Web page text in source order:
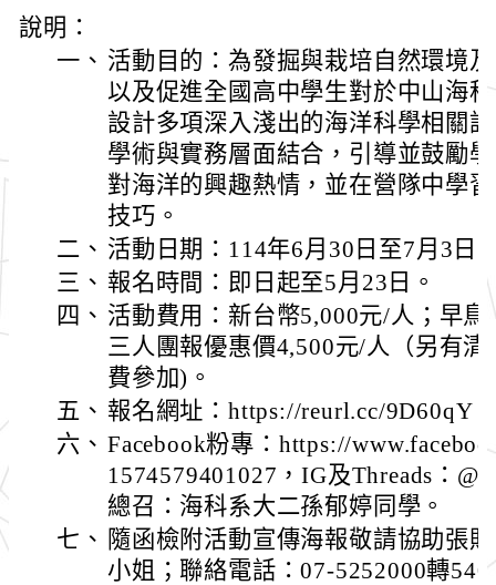
說明：
一、 活動目的：為發掘與栽培自然環境
以及促進全國高中學生對於中山海
設計多項深入淺出的海洋科學相關
學術與實務層面結合，引導並鼓勵
對海洋的興趣熱情，並在營隊中學
技巧。
二、 活動日期：114年6月30日至7月3日
三、 報名時間：即日起至5月23日。
四、 活動費用：新台幣5,000元/人；早
三人團報優惠價4,500元/人（另有
費參加)。
五、 報名網址：https://reurl.cc/9D60qY
六、 Facebook粉專：https://
1574579401027，IG及Threads：
總召：海科系大二孫郁婷同學。
七、 隨函檢附活動宣傳海報敬請協助張
小姐；聯絡電話：07-5252000轉